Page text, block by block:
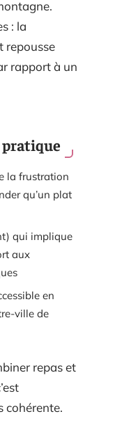
: la
repousse
rapport à un
pratique
la frustration
qu’un plat
qui implique
aux
en
ville de
repas et
cohérente.